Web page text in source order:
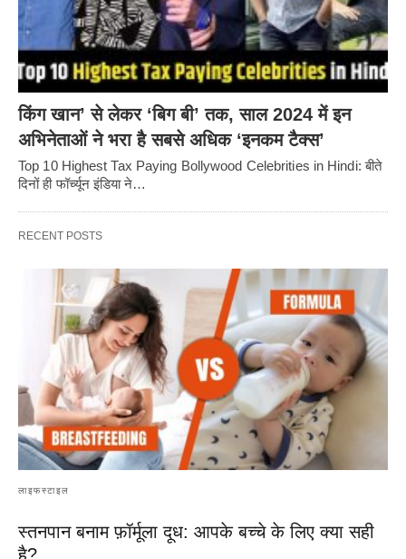
किंग खान’ से लेकर ‘बिग बी’ तक, साल 2024 में इन
अभिनेताओं ने भरा है सबसे अधिक ‘इनकम टैक्स’
Top 10 Highest Tax Paying Bollywood Celebrities in Hindi: बीते
दिनों ही फॉर्च्यून इंडिया ने…
RECENT POSTS
लाइफस्टाइल
स्तनपान बनाम फ़ॉर्मूला दूध: आपके बच्चे के लिए क्या सही
है?